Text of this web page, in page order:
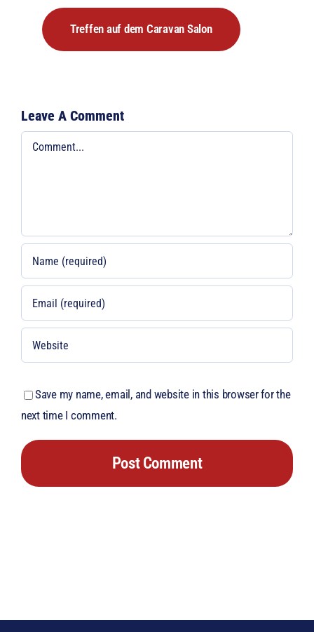
Treffen auf dem Caravan Salon
Leave A Comment
Comment
Save my name, email, and website in this browser for the
next time I comment.